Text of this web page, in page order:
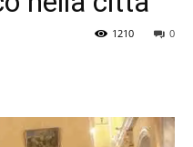
0
1210